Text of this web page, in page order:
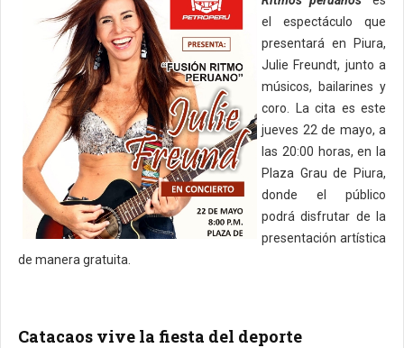
el espectáculo que
presentará en Piura,
Julie Freundt, junto a
músicos, bailarines y
coro. La cita es este
jueves 22 de mayo, a
las 20:00 horas, en la
Plaza Grau de Piura,
donde el público
podrá disfrutar de la
presentación artística
de manera gratuita.
Catacaos vive la fiesta del deporte